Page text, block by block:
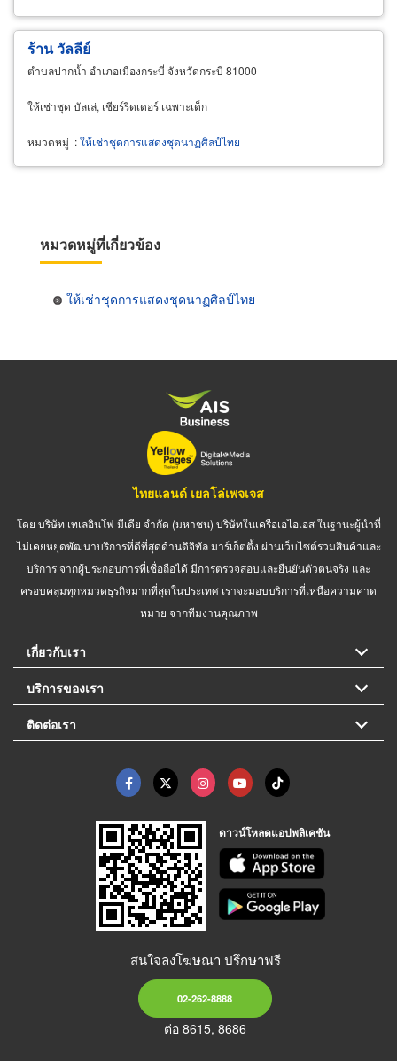
ร้าน วัลลีย์
ตำบลปากน้ำ อำเภอเมืองกระบี่ จังหวัดกระบี่ 81000
ให้เช่าชุด บัลเล่, เชียร์รีดเดอร์ เฉพาะเด็ก
หมวดหมู่ :ให้เช่าชุดการแสดงชุดนาฏศิลป์ไทย
หมวดหมู่ที่เกี่ยวข้อง
ให้เช่าชุดการแสดงชุดนาฏศิลป์ไทย
ไทยแลนด์ เยลโล่เพจเจส
โดย บริษัท เทเลอินโฟ มีเดีย จำกัด (มหาชน) บริษัทในเครือเอไอเอส ในฐานะผู้นำที่
ไม่เคยหยุดพัฒนาบริการที่ดีที่สุดด้านดิจิทัล มาร์เก็ตติ้ง ผ่านเว็บไซต์รวมสินค้าและ
บริการ จากผู้ประกอบการที่เชื่อถือได้ มีการตรวจสอบและยืนยันตัวตนจริง และ
ครอบคลุมทุกหมวดธุรกิจมากที่สุดในประเทศ เราจะมอบบริการที่เหนือความคาด
หมาย จากทีมงานคุณภาพ
เกี่ยวกับเรา
บริการของเรา
ติดต่อเรา
ดาวน์โหลดแอปพลิเคชัน
สนใจลงโฆษณา ปรึกษาฟรี
02-262-8888
ต่อ 8615, 8686